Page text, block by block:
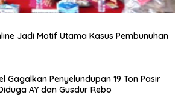
Jadi Motif Utama Kasus Pembunuhan
Gagalkan Penyelundupan 19 Ton Pasir
AY dan Gusdur Rebo